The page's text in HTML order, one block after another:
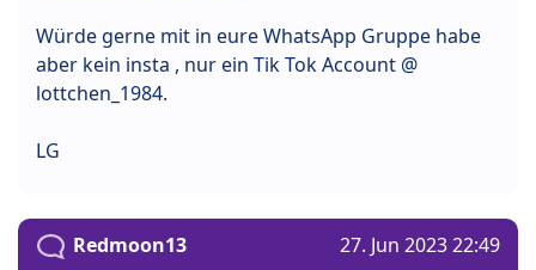
Würde gerne mit in eure WhatsApp Gruppe habe
aber kein insta , nur ein Tik Tok Account @
lottchen_1984.
LG
Redmoon13 27. Jun 2023 22:49